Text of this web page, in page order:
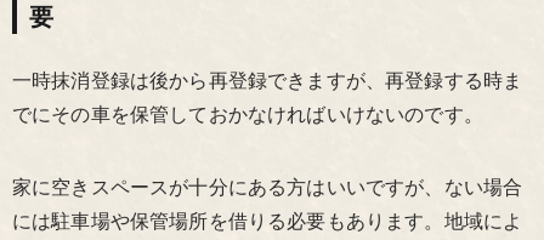
要
一時抹消登録は後から再登録できますが、再登録する時ま
でにその車を保管しておかなければいけないのです。
家に空きスペースが十分にある方はいいですが、ない場合
には駐車場や保管場所を借りる必要もあります。地域によ